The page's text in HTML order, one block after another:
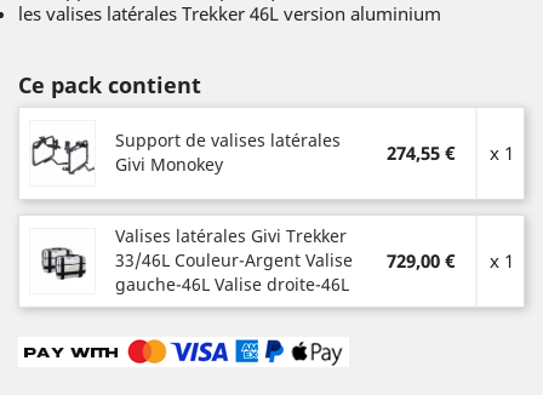
les valises latérales Trekker 46L version aluminium
Ce pack contient
Support de valises latérales
Givi Monokey
274,55 € x 1
Valises latérales Givi Trekker
33/46L Couleur-Argent Valise
gauche-46L Valise droite-46L
729,00 € x 1